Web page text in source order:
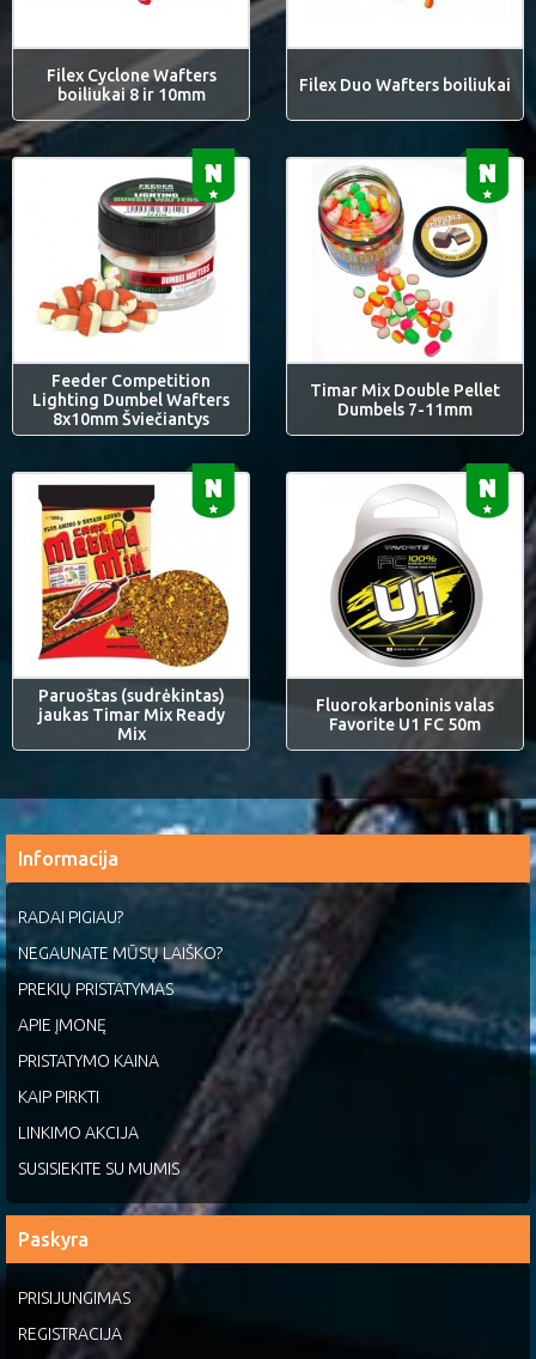
Filex Cyclone Wafters
boiliukai 8 ir 10mm
Filex Duo Wafters boiliukai
Feeder Competition
Lighting Dumbel Wafters
8x10mm Šviečiantys
Timar Mix Double Pellet
Dumbels 7-11mm
Paruoštas (sudrėkintas)
jaukas Timar Mix Ready
Mix
Fluorokarboninis valas
Favorite U1 FC 50m
Informacija
RADAI PIGIAU?
NEGAUNATE MŪSŲ LAIŠKO?
PREKIŲ PRISTATYMAS
APIE ĮMONĘ
PRISTATYMO KAINA
KAIP PIRKTI
LINKIMO AKCIJA
SUSISIEKITE SU MUMIS
Paskyra
PRISIJUNGIMAS
REGISTRACIJA